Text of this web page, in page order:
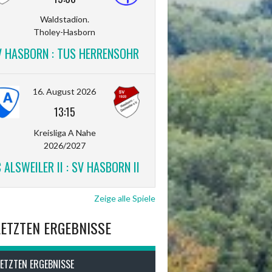
Waldstadion.
Tholey-Hasborn
HASBORN : TUS HERRENSOHR
16. August 2026
13:15
Kreisliga A Nahe
2026/2027
ALSWEILER II : SV HASBORN II
Zeige alle Spiele
ERGEBNISSE
ERGEBNISSE